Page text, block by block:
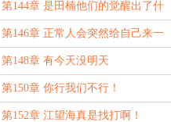
是欢乐豆
第144章 是田楠他们的觉醒出了什
么问题吗？
第146章 正常人会突然给自己来一
刀吗？
第148章 有今天没明天
第150章 你行我们不行！
第152章 江望海真是找打啊！